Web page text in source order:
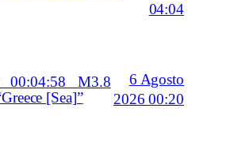
04:04
00:04:58 M3.8
[Sea]”
6 Agosto
2026 00:20